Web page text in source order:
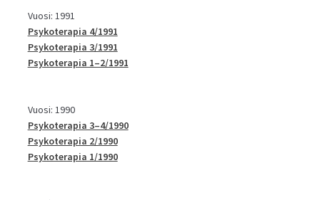
Vuosi: 1991
Psykoterapia 4/1991
Psykoterapia 3/1991
Psykoterapia 1–2/1991
Vuosi: 1990
Psykoterapia 3–4/1990
Psykoterapia 2/1990
Psykoterapia 1/1990